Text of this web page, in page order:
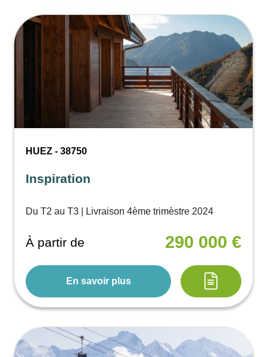
HUEZ - 38750
Inspiration
Du T2 au T3 | Livraison 4ème trimèstre 2024
À partir de 290 000 €
En savoir plus